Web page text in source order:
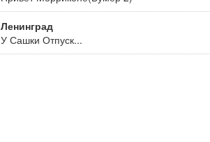
Ленинград
У Сашки Отпуск...